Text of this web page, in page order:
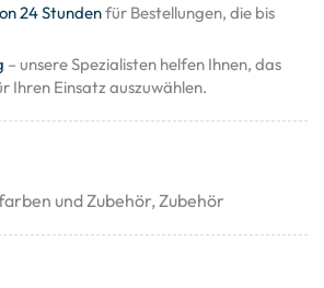
24 Stundenfür Bestellungen, die bis
– unsere Spezialisten helfen Ihnen, das
Ihren Einsatz auszuwählen.
und Zubehör, Zubehör